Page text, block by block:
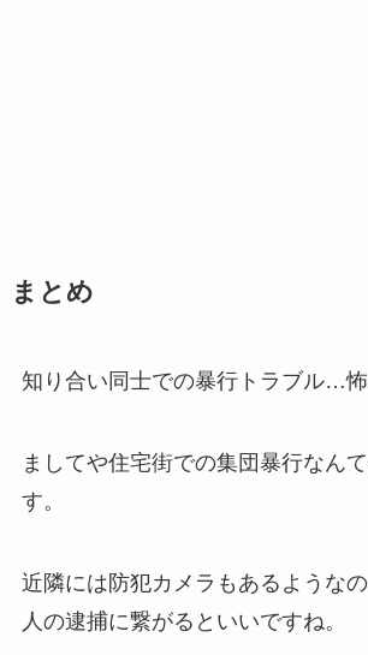
まとめ
知り合い同士での暴行トラブル…怖
ましてや住宅街での集団暴行なん
す。
近隣には防犯カメラもあるような
人の逮捕に繋がるといいですね。